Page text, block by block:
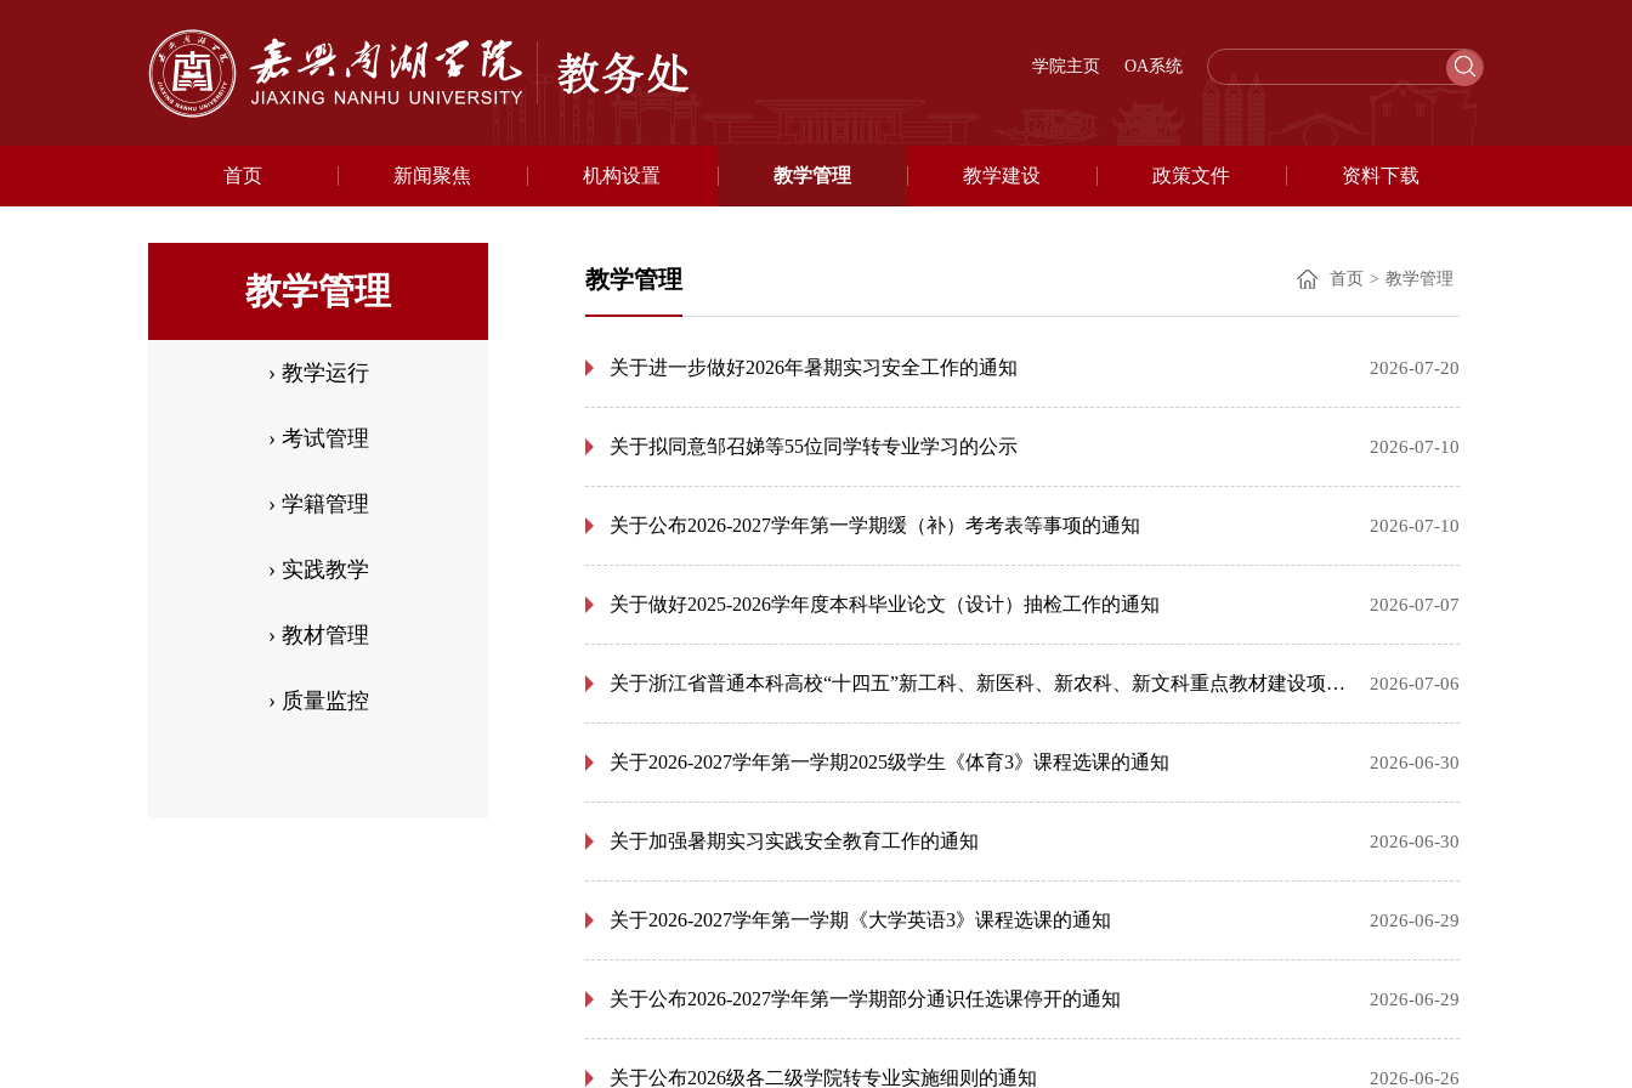
学院主页 OA系统
首页 新闻聚焦 机构设置 教学管理 教学建设 政策文件 资料下载
教学管理
› 教学运行
› 考试管理
› 学籍管理
› 实践教学
› 教材管理
› 质量监控
教学管理 首页 > 教学管理
2026-07-20
关于进一步做好2026年暑期实习安全工作的通知
2026-07-10
关于拟同意邹召娣等55位同学转专业学习的公示
2026-07-10
关于公布2026-2027学年第一学期缓（补）考考表等事项的通知
2026-07-07
关于做好2025-2026学年度本科毕业论文（设计）抽检工作的通知
2026-07-06
关于浙江省普通本科高校“十四五”新工科、新医科、新农科、新文科重点教材建设项目结题验收结果的公示（第三批）
2026-06-30
关于2026-2027学年第一学期2025级学生《体育3》课程选课的通知
2026-06-30
关于加强暑期实习实践安全教育工作的通知
2026-06-29
关于2026-2027学年第一学期《大学英语3》课程选课的通知
2026-06-29
关于公布2026-2027学年第一学期部分通识任选课停开的通知
2026-06-26
关于公布2026级各二级学院转专业实施细则的通知